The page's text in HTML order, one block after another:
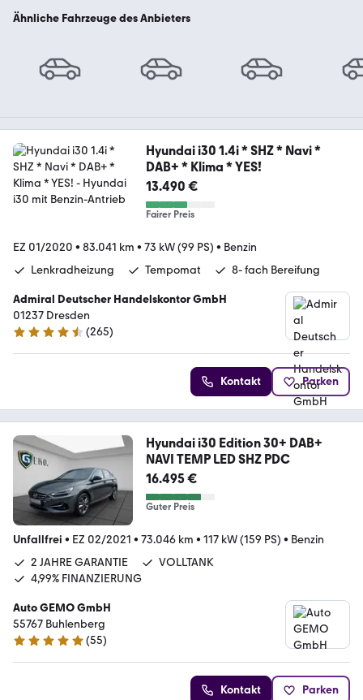
Ähnliche Fahrzeuge des Anbieters
Hyundai i30 1.4i * SHZ * Navi *
DAB+ * Klima * YES!
13.490 €
Fairer Preis
EZ 01/2020 • 83.041 km • 73 kW (99 PS) • Benzin
Lenkradheizung
Tempomat 8- fach Bereifung
Admiral Deutscher Handelskontor GmbH
01237 Dresden
4.6 Sterne
(265)
Kontakt Parken
Hyundai i30 Edition 30+ DAB+
NAVI TEMP LED SHZ PDC
16.495 €
Guter Preis
Unfallfrei • EZ 02/2021 • 73.046 km • 117 kW (159 PS) • Benzin
2 JAHRE GARANTIE
VOLLTANK
4,99% FINANZIERUNG
Auto GEMO GmbH
55767 Buhlenberg
5 Sterne
(55)
Kontakt Parken